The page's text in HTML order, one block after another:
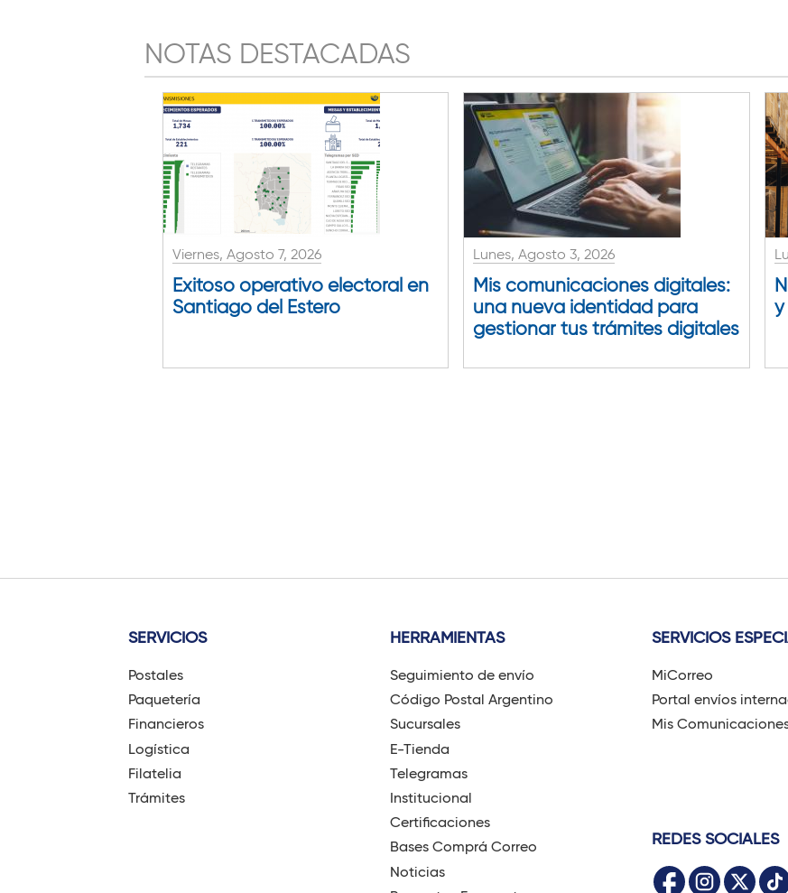
NOTAS DESTACADAS
Viernes, Agosto 7, 2026
Exitoso operativo electoral en
Santiago del Estero
Lunes, Agosto 3, 2026
Mis comunicaciones digitales:
una nueva identidad para
gestionar tus trámites digitales
SERVICIOS
Postales
Paquetería
Financieros
Logística
Filatelia
Trámites
HERRAMIENTAS
Seguimiento de envío
Código Postal Argentino
Sucursales
E-Tienda
Telegramas
Institucional
Certificaciones
Bases Comprá Correo
Noticias
SERVICIOS
MiCorreo
Portal envíos
Mis
REDES SOCIALES